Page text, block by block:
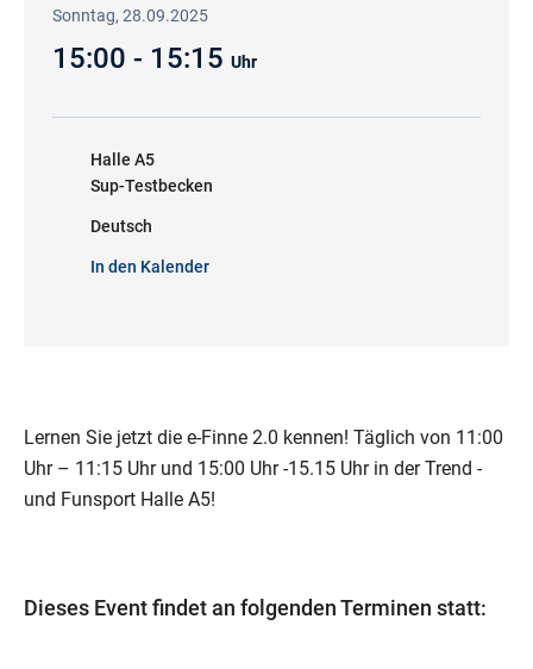
Sonntag, 28.09.2025
15:00 - 15:15 Uhr
Halle A5
Sup-Testbecken
Deutsch
In den Kalender
Lernen Sie jetzt die e-Finne 2.0 kennen! Täglich von 11:00
Uhr – 11:15 Uhr und 15:00 Uhr -15.15 Uhr in der Trend -
und Funsport Halle A5!
Dieses Event findet an folgenden Terminen statt: